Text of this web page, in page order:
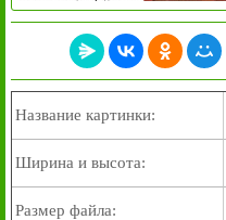
Название картинки:
Ширина и высота:
Размер файла: